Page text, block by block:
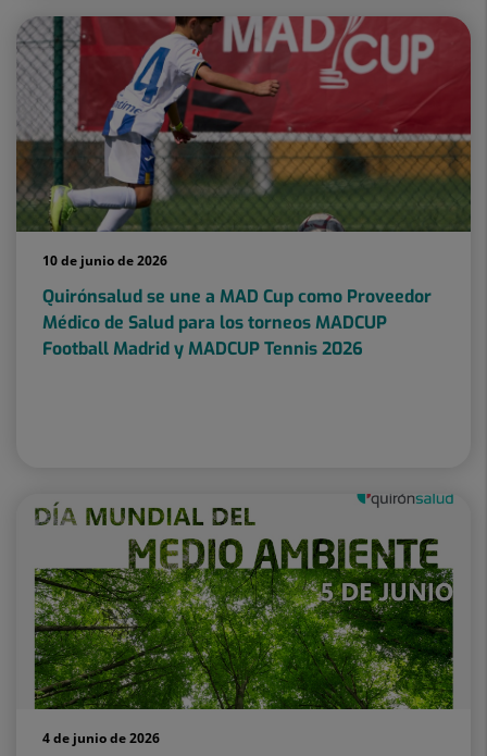
10 de junio de 2026
Quirónsalud se une a MAD Cup como Proveedor
Médico de Salud para los torneos MADCUP
Football Madrid y MADCUP Tennis 2026
4 de junio de 2026